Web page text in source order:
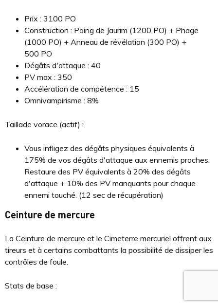
Prix : 3100 PO
Construction : Poing de Jaurim (1200 PO) + Phage
(1000 PO) + Anneau de révélation (300 PO) +
500 PO
Dégâts d'attaque : 40
PV max : 350
Accélération de compétence : 15
Omnivampirisme : 8%
Taillade vorace (actif) :
Vous infligez des dégâts physiques équivalents à
175% de vos dégâts d'attaque aux ennemis proches.
Restaure des PV équivalents à 20% des dégâts
d'attaque + 10% des PV manquants pour chaque
ennemi touché. (12 sec de récupération)
Ceinture de mercure
La Ceinture de mercure et le Cimeterre mercuriel offrent aux
tireurs et à certains combattants la possibilité de dissiper les
contrôles de foule.
Stats de base :